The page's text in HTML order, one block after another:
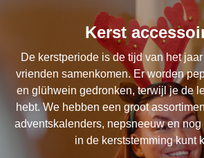
Kerst
De kerstperiode is de tijd van het
vrienden samenkomen. Er worden
en glühwein gedronken, terwijl je de
hebt. We hebben een groot
adventskalenders, nepsneeuw en nog
in de kerststemming kunt